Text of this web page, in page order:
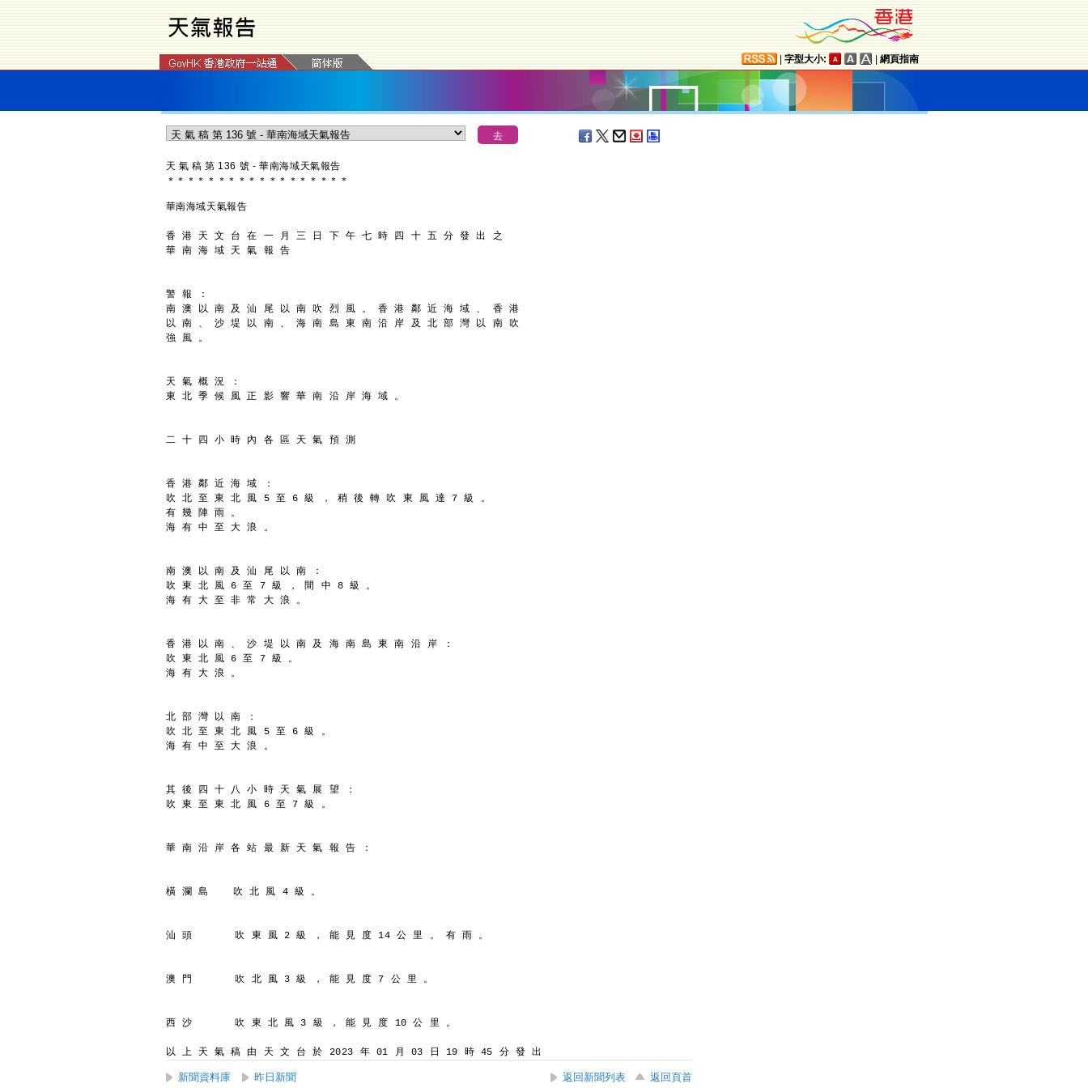
字型大小: 網頁指南
天 氣 稿 第 136 號 - 華南海域天氣報告
＊ ＊ ＊ ＊ ＊ ＊ ＊ ＊ ＊ ＊ ＊ ＊ ＊ ＊ ＊ ＊ ＊ ＊
華南海域天氣報告
香 港 天 文 台 在 一 月 三 日 下 午 七 時 四 十 五 分 發 出 之
華 南 海 域 天 氣 報 告
警 報 ：
南 澳 以 南 及 汕 尾 以 南 吹 烈 風 。 香 港 鄰 近 海 域 、 香 港
以 南 、 沙 堤 以 南 、 海 南 島 東 南 沿 岸 及 北 部 灣 以 南 吹
強 風 。
天 氣 概 況 ：
東 北 季 候 風 正 影 響 華 南 沿 岸 海 域 。
二 十 四 小 時 內 各 區 天 氣 預 測
香 港 鄰 近 海 域 ：
吹 北 至 東 北 風 5 至 6 級 ， 稍 後 轉 吹 東 風 達 7 級 。
有 幾 陣 雨 。
海 有 中 至 大 浪 。
南 澳 以 南 及 汕 尾 以 南 ：
吹 東 北 風 6 至 7 級 ， 間 中 8 級 。
海 有 大 至 非 常 大 浪 。
香 港 以 南 、 沙 堤 以 南 及 海 南 島 東 南 沿 岸 ：
吹 東 北 風 6 至 7 級 。
海 有 大 浪 。
北 部 灣 以 南 ：
吹 北 至 東 北 風 5 至 6 級 。
海 有 中 至 大 浪 。
其 後 四 十 八 小 時 天 氣 展 望 ：
吹 東 至 東 北 風 6 至 7 級 。
華 南 沿 岸 各 站 最 新 天 氣 報 告 ：
橫 瀾 島    吹 北 風 4 級 。
汕 頭       吹 東 風 2 級 ， 能 見 度 14 公 里 。 有 雨 。
澳 門       吹 北 風 3 級 ， 能 見 度 7 公 里 。
西 沙       吹 東 北 風 3 級 ， 能 見 度 10 公 里 。
以 上 天 氣 稿 由 天 文 台 於 2023 年 01 月 03 日 19 時 45 分 發 出
新聞資料庫 昨日新聞 返回新聞列表 返回頁首